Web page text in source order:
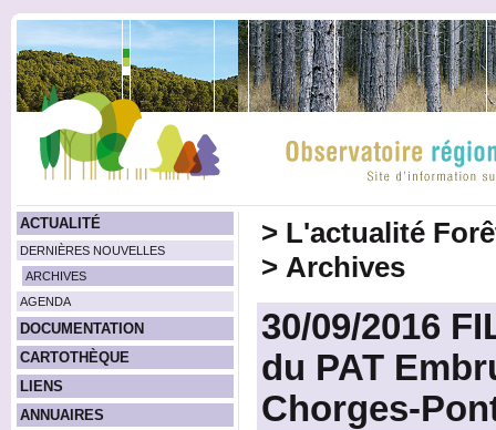
ACTUALITÉ
DERNIÈRES NOUVELLES
ARCHIVES
AGENDA
DOCUMENTATION
CARTOTHÈQUE
LIENS
ANNUAIRES
> L'actualité
> Archives
30/09/2016
du PAT
Chorges-